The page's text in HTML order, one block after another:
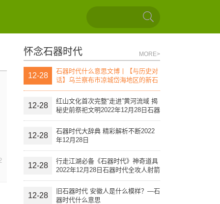
怀念石器时代 MORE>
12-28
石器时代什么意思文博丨【与历史对
话】乌兰察布市凉城岱海地区的新石
器时代文化遗址（上）
12-28
红山文化首次完整“走进”黄河流域 揭
秘史前祭祀文明2022年12月28日石器
时代全攻人射箭
12-28
石器时代大辞典 精彩解析不断2022
年12月28日
12-28
行走江湖必备《石器时代》神奇道具
2022年12月28日石器时代全攻人射箭
12-28
旧石器时代 安徽人是什么模样？—石
器时代什么意思